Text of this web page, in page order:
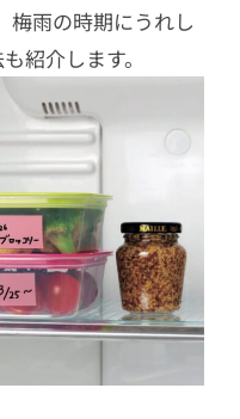
梅雨の時期にうれし
紹介します。